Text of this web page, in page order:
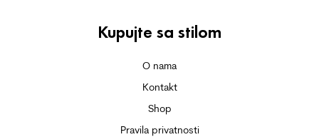
Kupujte sa stilom
O nama
Kontakt
Shop
Pravila privatnosti